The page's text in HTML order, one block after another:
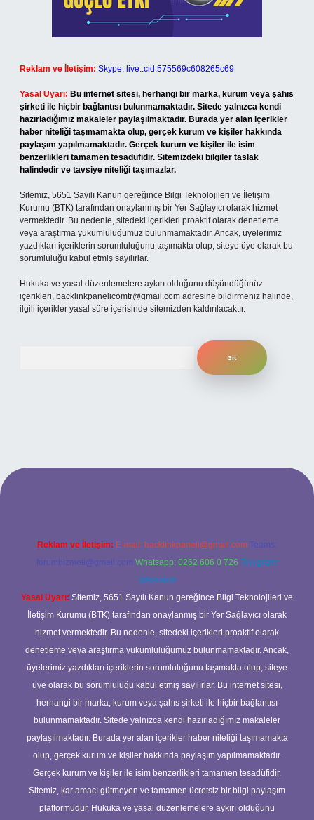
Reklam ve İletişim: Skype: live:.cid.575569c608265c69
Yasal Uyarı: Bu internet sitesi, herhangi bir marka, kurum veya şahıs
şirketi ile hiçbir bağlantısı bulunmamaktadır. Sitede yalnızca kendi
hazırladığımız makaleler paylaşılmaktadır. Burada yer alan içerikler
haber niteliği taşımamakta olup, gerçek kurum ve kişiler hakkında
paylaşım yapılmamaktadır. Gerçek kurum ve kişiler ile isim
benzerlikleri tamamen tesadüfidir. Sitemizdeki bilgiler taslak
halindedir ve tavsiye niteliği taşımazlar.
Sitemiz, 5651 Sayılı Kanun gereğince Bilgi Teknolojileri ve İletişim
Kurumu (BTK) tarafından onaylanmış bir Yer Sağlayıcı olarak hizmet
vermektedir. Bu nedenle, sitedeki içerikleri proaktif olarak denetleme
veya araştırma yükümlülüğümüz bulunmamaktadır. Ancak, üyelerimiz
yazdıkları içeriklerin sorumluluğunu taşımakta olup, siteye üye olarak bu
sorumluluğu kabul etmiş sayılırlar.
Hukuka ve yasal düzenlemelere aykırı olduğunu düşündüğünüz
içerikleri, backlinkpanelicomtr@gmail.com adresine bildirmeniz halinde,
ilgili içerikler yasal süre içerisinde sitemizden kaldırılacaktır.
Reklam ve İletişim: E-mail: backlinkpaneli@gmail.com Teams:
forumhizmeti@gmail.com Whatsapp: 0262 606 0 726 Telegram:
@karabul
Yasal Uyarı: Sitemiz, 5651 Sayılı Kanun gereğince Bilgi Teknolojileri ve
İletişim Kurumu (BTK) tarafından onaylanmış bir Yer Sağlayıcı olarak
hizmet vermektedir. Bu nedenle, sitedeki içerikleri proaktif olarak
denetleme veya araştırma yükümlülüğümüz bulunmamaktadır. Ancak,
üyelerimiz yazdıkları içeriklerin sorumluluğunu taşımakta olup, siteye
üye olarak bu sorumluluğu kabul etmiş sayılırlar. Bu internet sitesi,
herhangi bir marka, kurum veya şahıs şirketi ile hiçbir bağlantısı
bulunmamaktadır. Sitede yalnızca kendi hazırladığımız makaleler
paylaşılmaktadır. Burada yer alan içerikler haber niteliği taşımamakta
olup, gerçek kurum ve kişiler hakkında paylaşım yapılmamaktadır.
Gerçek kurum ve kişiler ile isim benzerlikleri tamamen tesadüfidir.
Sitemiz, kar amacı gütmeyen ve tamamen ücretsiz bir bilgi paylaşım
platformudur. Hukuka ve yasal düzenlemelere aykırı olduğunu